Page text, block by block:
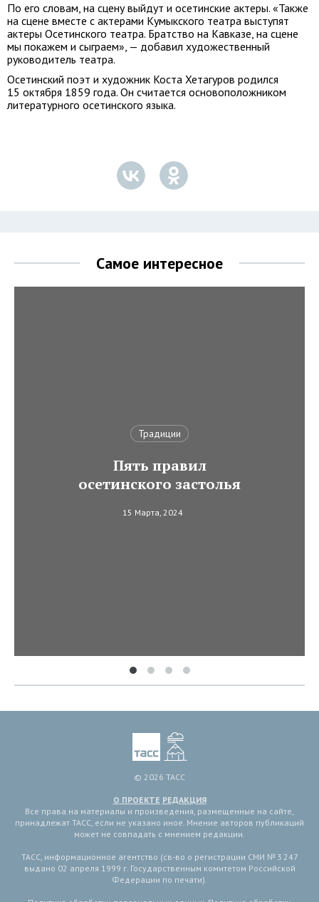
По его словам, на сцену выйдут и осетинские актеры. «Также
на сцене вместе с актерами Кумыкского театра выступят
актеры Осетинского театра. Братство на Кавказе, на сцене
мы покажем и сыграем», — добавил художественный
руководитель театра.
Осетинский поэт и художник Коста Хетагуров родился
15 октября 1859 года. Он считается основоположником
литературного осетинского языка.
Самое интересное
Традиции
Пять правил
осетинского застолья
15 Марта, 2024
© 2026 ТАСС
О ПРОЕКТЕ РЕДАКЦИЯ
Все права на материалы и произведения, размещенные на сайте,
принадлежат ТАСС, если не указано иное. Мнение авторов публикаций
может не совпадать с мнением редакции.
ТАСС, информационное агентство (св-во о регистрации СМИ № 3 247
выдано 02 апреля 1999 г. Государственным комитетом Российской
Федерации по печати).